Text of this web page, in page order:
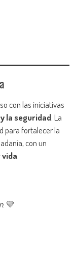
con las iniciativas
la seguridad. La
para fortalecer la
con un
. 💛